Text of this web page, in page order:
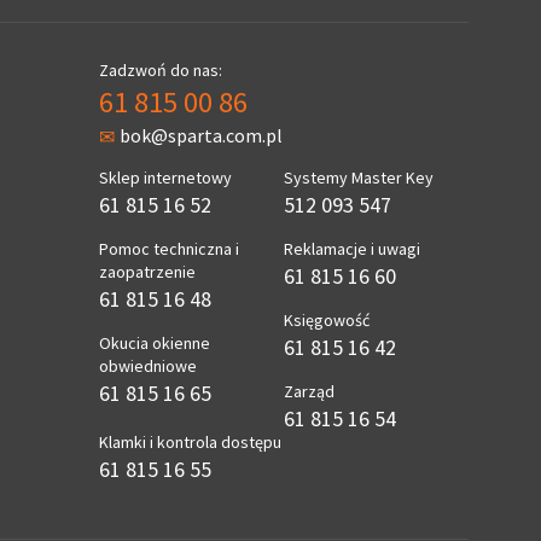
Zadzwoń do nas:
61 815 00 86
bok@sparta.com.pl
Sklep internetowy
61 815 16 52
Pomoc techniczna i
zaopatrzenie
61 815 16 48
Okucia okienne
obwiedniowe
61 815 16 65
Klamki i kontrola dostępu
61 815 16 55
Systemy Master Key
512 093 547
Reklamacje i uwagi
61 815 16 60
Księgowość
61 815 16 42
Zarząd
61 815 16 54